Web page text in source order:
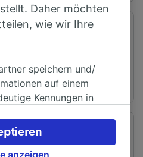
Ankunftsstation
50 km
Daher möchten
wie wir Ihre
speichern und/
auf einem
Kennungen in
Ihre Präferenzen
einschließlich
bei berechtigtem
anzeigen